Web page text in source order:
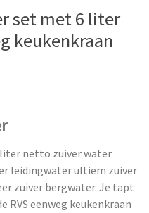
set met 6 liter
keukenkraan
netto zuiver water
leidingwater ultiem zuiver
zuiver bergwater. Je tapt
RVS eenweg keukenkraan